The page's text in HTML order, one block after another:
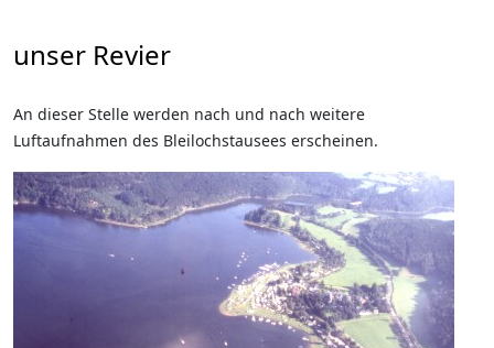
unser Revier
An dieser Stelle werden nach und nach weitere
Luftaufnahmen des Bleilochstausees erscheinen.